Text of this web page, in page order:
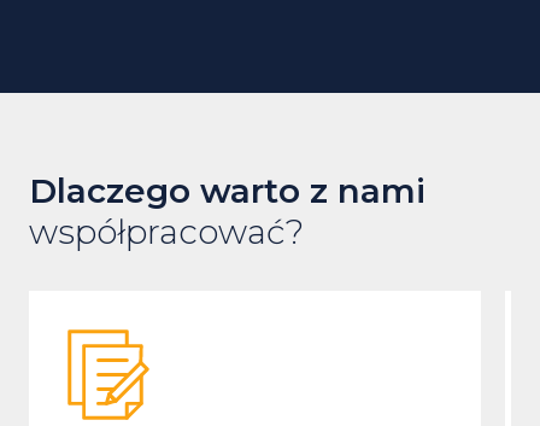
Dlaczego warto z nami
współpracować?